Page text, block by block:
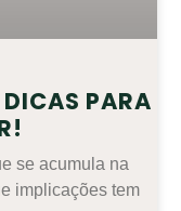
PARA
se acumula na
implicações tem